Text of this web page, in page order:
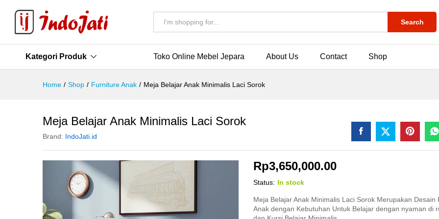
Search
Kategori Produk Toko Online Mebel Jepara About Us Contact Shop
Home / Shop / Furniture Anak / Meja Belajar Anak Minimalis Laci Sorok
Meja Belajar Anak Minimalis Laci Sorok
Brand: IndoJati.id
Rp3,650,000.00
Status: In stock
Meja Belajar Anak Minimalis Laci Sorok Merupakan Desain
Anak dengan Kebutuhan Untuk Belajar dengan nyaman di